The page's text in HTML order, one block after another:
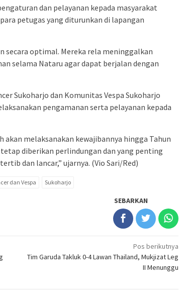
dan pelayanan kepada masyarakat
petugas yang diturunkan di lapangan
secara optimal. Mereka rela meninggalkan
selama Nataru agar dapat berjalan dengan
Sukoharjo dan Komunitas Vespa Sukoharjo
pengamanan serta pelayanan kepada
melaksanakan kewajibannya hingga Tahun
diberikan perlindungan dan yang penting
dan lancar,” ujarnya. (Vio Sari/Red)
dan Vespa Sukoharjo
SEBARKAN
Pos berikutnya
Tim Garuda Takluk 0-4 Lawan Thailand, Mukjizat Leg
II Menunggu